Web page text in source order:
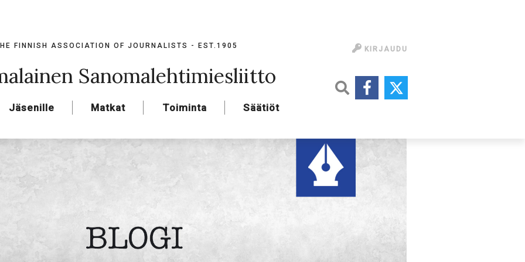
FINNISH ASSOCIATION OF JOURNALISTS - EST.1905
Sanomalehtimiesliitto
Jäsenille Matkat Toiminta Säätiöt
KIRJAUDU